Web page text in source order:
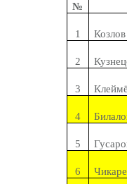
№
1
2
3
4
5
6